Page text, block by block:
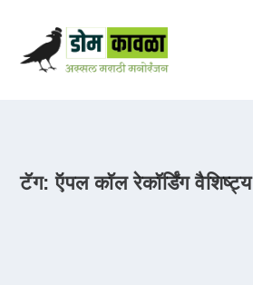
टॅग:ऍपल कॉल रेकॉर्डिंग वैशिष्ट्य